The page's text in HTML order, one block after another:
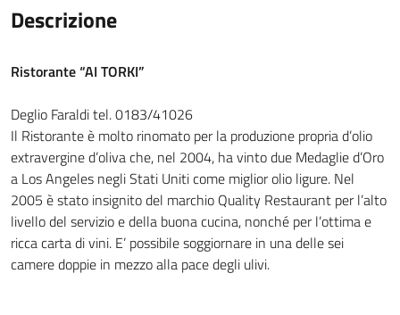
Descrizione
Ristorante “AI TORKI”
Deglio Faraldi tel. 0183/41026
Il Ristorante è molto rinomato per la produzione propria d’olio
extravergine d’oliva che, nel 2004, ha vinto due Medaglie d’Oro
a Los Angeles negli Stati Uniti come miglior olio ligure. Nel
2005 è stato insignito del marchio Quality Restaurant per l’alto
livello del servizio e della buona cucina, nonché per l’ottima e
ricca carta di vini. E’ possibile soggiornare in una delle sei
camere doppie in mezzo alla pace degli ulivi.